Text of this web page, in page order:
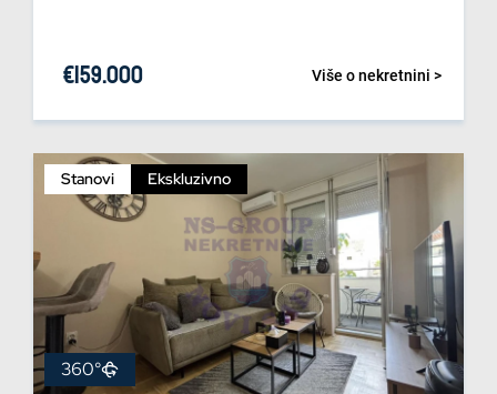
Više o nekretnini >
€159.000
Stanovi Ekskluzivno
360°